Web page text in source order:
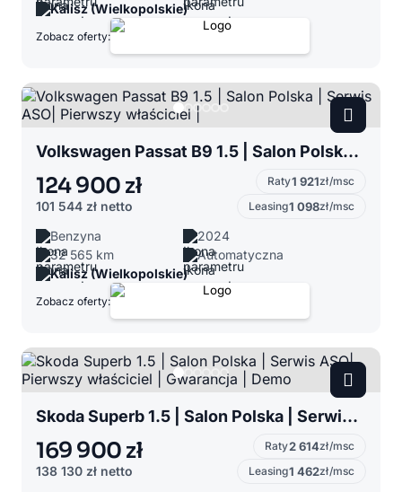
Kalisz (Wielkopolskie)
Zobacz oferty:
Volkswagen Passat B9 1.5 | Salon Polska | Serwis ASO| Pierwszy właściciel |
124 900 zł
101 544 zł netto
Raty1 921zł/msc
Leasing1 098zł/msc
Benzyna
2024
32 565 km
Automatyczna
Kalisz (Wielkopolskie)
Zobacz oferty:
Skoda Superb 1.5 | Salon Polska | Serwis ASO| Pierwszy właściciel | Gwarancja | Demo
169 900 zł
138 130 zł netto
Raty2 614zł/msc
Leasing1 462zł/msc